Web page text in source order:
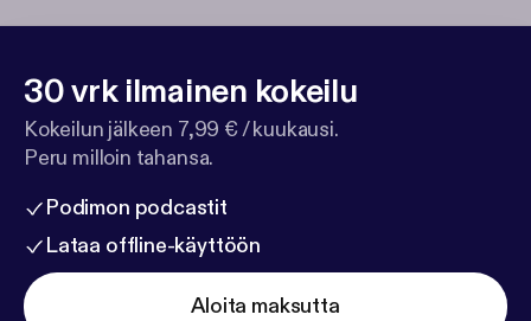
30 vrk ilmainen kokeilu
Kokeilun jälkeen 7,99 € / kuukausi.
Peru milloin tahansa.
Podimon podcastit
Lataa offline-käyttöön
Aloita maksutta